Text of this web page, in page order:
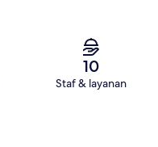
10
Staf & layanan